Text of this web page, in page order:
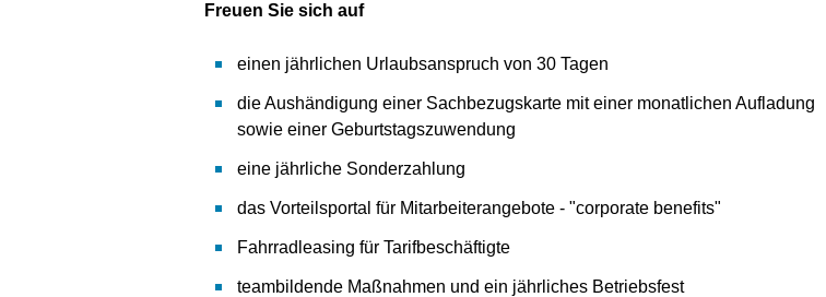
Freuen Sie sich auf
einen jährlichen Urlaubsanspruch von 30 Tagen
die Aushändigung einer Sachbezugskarte mit einer monatlichen Aufladung
sowie einer Geburtstagszuwendung
eine jährliche Sonderzahlung
das Vorteilsportal für Mitarbeiterangebote - "corporate benefits"
Fahrradleasing für Tarifbeschäftigte
teambildende Maßnahmen und ein jährliches Betriebsfest